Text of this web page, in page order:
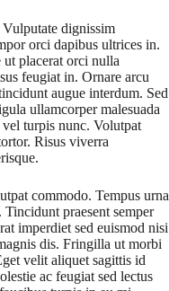
dignissim
orci dapibus ultrices in.
ut placerat orci nulla
feugiat in. Ornare arcu
augue interdum. Sed
ullamcorper malesuada
turpis nunc. Volutpat
Risus viverra
commodo. Tempus urna
Tincidunt praesent semper
imperdiet sed euismod nisi
dis. Fringilla ut morbi
velit aliquet sagittis id
ac feugiat sed lectus